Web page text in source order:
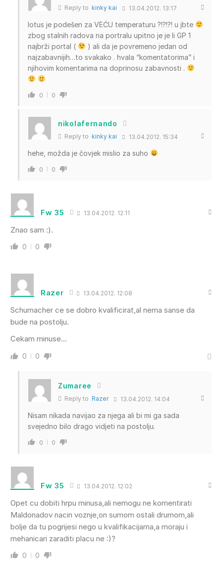
Reply to kinky kai 13.04.2012. 13:17
lotus je podešen za VEĆU temperaturu ?!?!?! u jbte
zbog stalnih radova na portralu upitno je je li GP 1
najbrži portal (
) ali da je povremeno jedan od
najzabavnijih…to svakako . hvala “komentatorima” i
njihovim komentarima na doprinosu zabavnosti .
0 0
nikolafernando
Reply to kinky kai 13.04.2012. 15:34
hehe, možda je čovjek mislio za suho
0 0
Fw 35 13.04.2012. 12:11
Znao sam :).
0 0
Razer 13.04.2012. 12:08
Schumacher ce se dobro kvalificirat,al nema sanse da
bude na postolju.
Cekam minuse…
0 0
Zumaree
Reply to Razer 13.04.2012. 14:04
Nisam nikada navijao za njega ali bi mi ga sada
svejedno bilo drago vidjeti na postolju.
0 0
Fw 35 13.04.2012. 12:02
Opet cu dobiti hrpu minusa,ali nemogu ne komentirati
Maldonadov nacin voznje,on sumom ostali drumom,ali
bolje da tu pogrijesi nego u kvalifikacijama,a moraju i
mehanicari zaraditi placu ne :)?
0 0